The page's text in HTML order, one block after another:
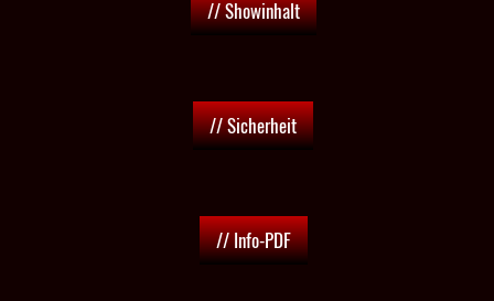
// Showinhalt
// Sicherheit
// Info-PDF